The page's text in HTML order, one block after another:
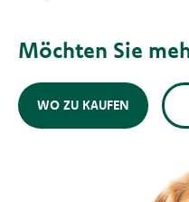
Möchten Sie
WO ZU KAUFEN